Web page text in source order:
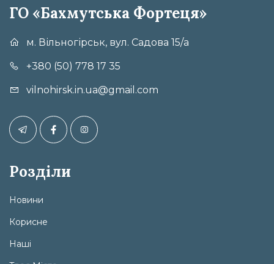
ГО «Бахмутська Фортеця»
м. Вільногірськ, вул. Садова 15/а
+380 (50) 778 17 35
vilnohirsk.in.ua@gmail.com
Розділи
Новини
Корисне
Наші